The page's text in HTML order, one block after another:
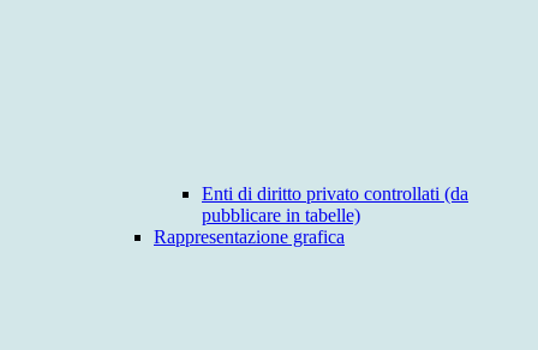
Enti di diritto privato controllati (da
pubblicare in tabelle)
Rappresentazione grafica